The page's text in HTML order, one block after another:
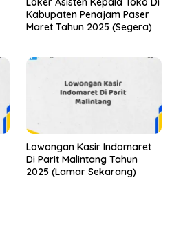
Kabupaten Penajam Paser
Maret Tahun 2025 (Segera)
Lowongan Kasir Indomaret
Di Parit Malintang Tahun
2025 (Lamar Sekarang)